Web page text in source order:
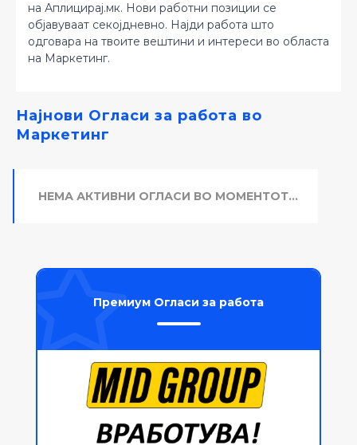
на Аплицирај.мк. Нови работни позиции се
објавуваат секојдневно. Најди работа што
одговара на твоите вештини и интереси во областа
на Маркетинг.
Најнови Огласи за работа во
Маркетинг
НЕМА АКТИВНИ ОГЛАСИ ВО МОМЕНТОТ...
Премиум Огласи за работа